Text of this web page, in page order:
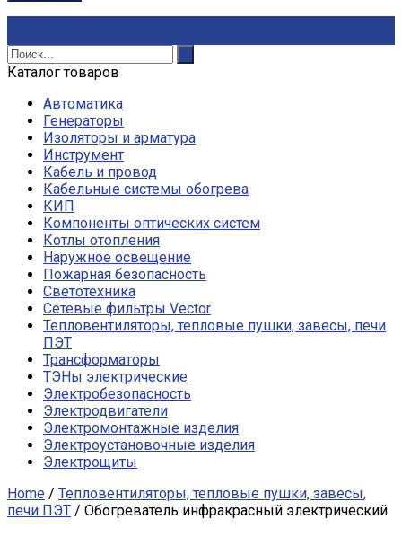
Каталог товаров
Автоматика
Генераторы
Изоляторы и арматура
Инструмент
Кабель и провод
Кабельные системы обогрева
КИП
Компоненты оптических систем
Котлы отопления
Наружное освещение
Пожарная безопасность
Светотехника
Сетевые фильтры Vector
Тепловентиляторы, тепловые пушки, завесы, печи
ПЭТ
Трансформаторы
ТЭНы электрические
Электробезопасность
Электродвигатели
Электромонтажные изделия
Электроустановочные изделия
Электрощиты
Home / Тепловентиляторы, тепловые пушки, завесы,
печи ПЭТ / Обогреватель инфракрасный электрический